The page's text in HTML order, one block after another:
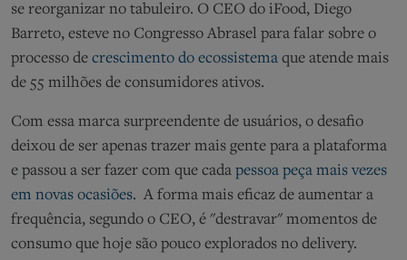
se reorganizar no tabuleiro. O CEO do iFood, Diego
Barreto, esteve no Congresso Abrasel para falar sobre o
processo de crescimento do ecossistema que atende mais
de 55 milhões de consumidores ativos.
Com essa marca surpreendente de usuários, o desafio
deixou de ser apenas trazer mais gente para a plataforma
e passou a ser fazer com que cada pessoa peça mais vezes
em novas ocasiões. A forma mais eficaz de aumentar a
frequência, segundo o CEO, é "destravar" momentos de
consumo que hoje são pouco explorados no delivery.